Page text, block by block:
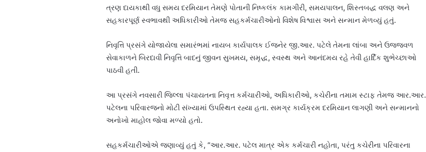
ત્રણ દાયકાથી વધુ સમય દરમિયાન તેમણે પોતાની નિષ્કલંક કામગીરી, સમયપાલન, શિસ્તબદ્ધ વલણ અને
સહકારપૂર્ણ સ્વભાવથી અધિકારીઓ તેમજ સહકર્મચારીઓનો વિશેષ વિશ્વાસ અને સન્માન મેળવ્યું હતું.
નિવૃત્તિ પ્રસંગે યોજાયેલા સમારંભમાં નાયબ કાર્યપાલક ઈજનેર જી.આર. પટેલે તેમના લાંબા અને ઉજ્જ્વળ
સેવાકાળને બિરદાવી નિવૃત્તિ બાદનું જીવન સુખમય, સમૃદ્ધ, સ્વસ્થ અને આનંદમય રહે તેવી હાર્દિક શુભેચ્છાઓ
પાઠવી હતી.
આ પ્રસંગે નવસારી જિલ્લા પંચાયતના નિવૃત્ત કર્મચારીઓ, અધિકારીઓ, કચેરીના તમામ સ્ટાફ તેમજ આર.આર.
પટેલના પરિવારજનો મોટી સંખ્યામાં ઉપસ્થિત રહ્યા હતા. સમગ્ર કાર્યક્રમ દરમિયાન લાગણી અને સન્માનનો
અનોખો માહોલ જોવા મળ્યો હતો.
સહકર્મચારીઓએ જણાવ્યું હતું કે, “આર.આર. પટેલ માત્ર એક કર્મચારી નહોતા, પરંતુ કચેરીના પરિવારના